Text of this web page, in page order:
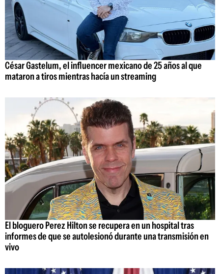
César Gastelum, el influencer mexicano de 25 años al que
mataron a tiros mientras hacía un streaming
El bloguero Perez Hilton se recupera en un hospital tras
informes de que se autolesionó durante una transmisión en
vivo